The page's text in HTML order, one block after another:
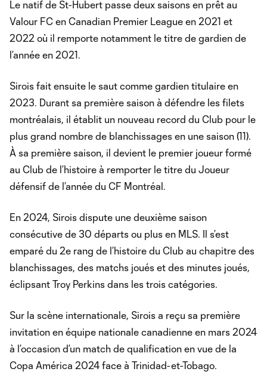
Le natif de St-Hubert passe deux saisons en prêt au
Valour FC en Canadian Premier League en 2021 et
2022 où il remporte notamment le titre de gardien de
l’année en 2021.
Sirois fait ensuite le saut comme gardien titulaire en
2023. Durant sa première saison à défendre les filets
montréalais, il établit un nouveau record du Club pour le
plus grand nombre de blanchissages en une saison (11).
À sa première saison, il devient le premier joueur formé
au Club de l’histoire à remporter le titre du Joueur
défensif de l’année du CF Montréal.
En 2024, Sirois dispute une deuxième saison
consécutive de 30 départs ou plus en MLS. Il s’est
emparé du 2e rang de l’histoire du Club au chapitre des
blanchissages, des matchs joués et des minutes joués,
éclipsant Troy Perkins dans les trois catégories.
Sur la scène internationale, Sirois a reçu sa première
invitation en équipe nationale canadienne en mars 2024
à l’occasion d’un match de qualification en vue de la
Copa América 2024 face à Trinidad-et-Tobago.